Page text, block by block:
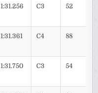
1:31.256 C3 52
1:31.361 C4 88
1:31.750 C3 54